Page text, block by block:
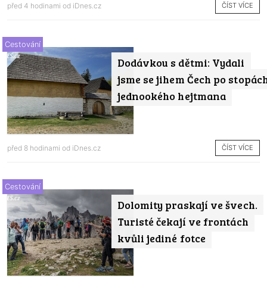
před 4 hodinami od iDnes.cz ČÍST VÍCE
Dodávkou s dětmi: Vydali
jsme se jihem Čech po
jednookého hejtmana
Cestování
před 8 hodinami od iDnes.cz ČÍST VÍCE
Dolomity praskají ve švech.
Turisté čekají ve frontách
kvůli jediné fotce
Cestování